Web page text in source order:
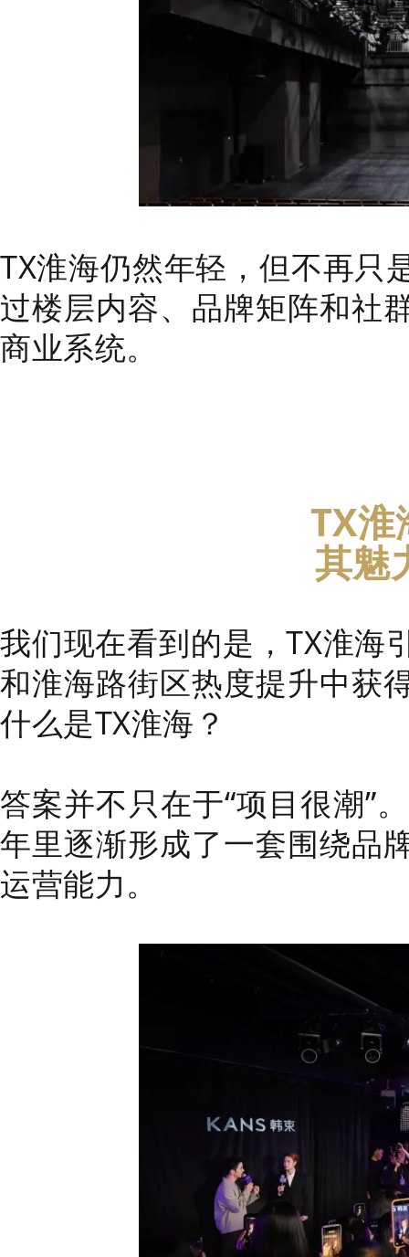
TX淮海仍然年轻，但不再只
过楼层内容、品牌矩阵和社
商业系统。
TX淮
其魅
我们现在看到的是，TX淮海
和淮海路街区热度提升中获
什么是TX淮海？
答案并不只在于“项目很潮”
年里逐渐形成了一套围绕品
运营能力。